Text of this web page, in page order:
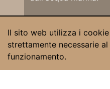
Il contorno interno
grossa di juta.
Il sito web utilizza i
strettamente necessarie al
funzionamento.